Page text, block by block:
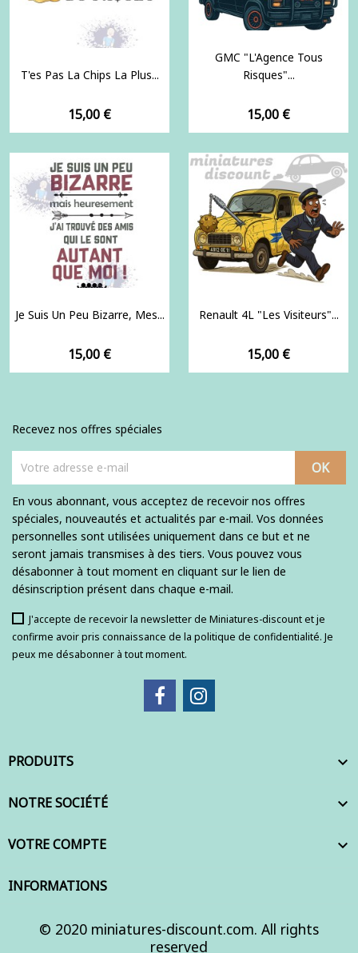
T'es Pas La Chips La Plus...
Prix
15,00 €
GMC "L'Agence Tous
Risques"...
Prix
15,00 €
Je Suis Un Peu Bizarre, Mes...
Prix
15,00 €
Renault 4L "Les Visiteurs"...
Prix
15,00 €
Recevez nos offres spéciales
En vous abonnant, vous acceptez de recevoir nos offres
spéciales, nouveautés et actualités par e-mail. Vos données
personnelles sont utilisées uniquement dans ce but et ne
seront jamais transmises à des tiers. Vous pouvez vous
désabonner à tout moment en cliquant sur le lien de
désinscription présent dans chaque e-mail.
J'accepte de recevoir la newsletter de Miniatures-discount et je
confirme avoir pris connaissance de la politique de confidentialité. Je
peux me désabonner à tout moment.
PRODUITS 
NOTRE SOCIÉTÉ 
VOTRE COMPTE 
INFORMATIONS
© 2020 miniatures-discount.com. All rights
reserved